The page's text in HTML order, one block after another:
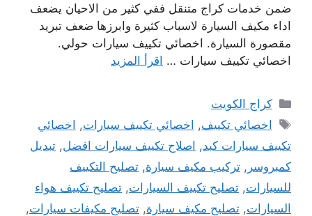
ضمن خدمات كراج متنقل ففي كثير من الاحيان يضعف
اداء مكيف السيارة لاسباب كثيرة وابرزها ضعف تبريد
مقصورة السيارة. اخصائي تكييف سيارات حولي.
اخصائي تكييف سيارات … اقرأ المزيد
التصنيفات
كراج الكويت
الوسوم
اخصائي تكييف, اخصائي تكييف سيارات, اخصائي
تكييف سيارات كبد, اصلاح تكييف سيارات افضل, تبديل
كمبروسر , تركيب مكيف سيارة, تصليح التكييف
للسيارات, تصليح تكييف السيارات, تصليح تكييف هواء
السيارات, تصليح مكيف سيارة, تصليح مكيفات سيارات,